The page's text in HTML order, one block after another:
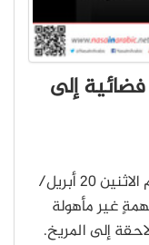
إلى
أشار مسؤولون ووسائل إعلامٍ محلية يوم الاثنين 20 أبريل/
مهمةٍ غير مأهولة
إلى المريخ.